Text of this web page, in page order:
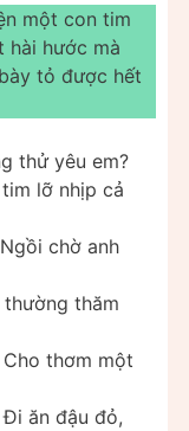
một con tim
hài hước mà
tỏ được hết
thử yêu em?
lỡ nhịp cả
chờ anh
thăm
thơm một
ăn đậu đỏ,